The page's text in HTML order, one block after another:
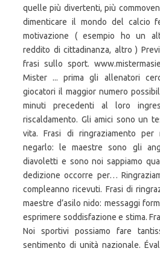
quelle più divertenti, più
dimenticare il mondo del calcio
motivazione ( esempio ho un
reddito di cittadinanza, altro )
frasi sullo sport.
Mister ... prima gli allenatori
giocatori il maggior numero
minuti precedenti al loro
riscaldamento. Gli amici sono un
vita. Frasi di ringraziamento per
negarlo: le maestre sono gli
diavoletti e sono noi sappiamo
dedizione occorre per…
compleanno ricevuti. Frasi di
maestre d’asilo nido: messaggi
esprimere soddisfazione e stima.
Noi sportivi possiamo fare
sentimento di unità nazionale.